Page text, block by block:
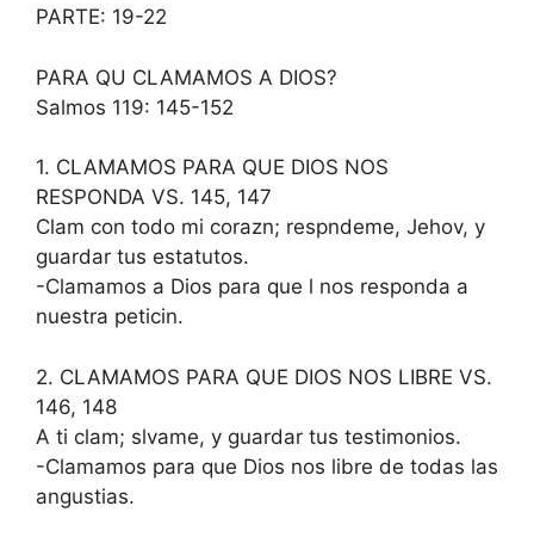
PARTE: 19-22
PARA QU CLAMAMOS A DIOS?
Salmos 119: 145-152
1. CLAMAMOS PARA QUE DIOS NOS
RESPONDA VS. 145, 147
Clam con todo mi corazn; respndeme, Jehov, y
guardar tus estatutos.
-Clamamos a Dios para que l nos responda a
nuestra peticin.
2. CLAMAMOS PARA QUE DIOS NOS LIBRE VS.
146, 148
A ti clam; slvame, y guardar tus testimonios.
-Clamamos para que Dios nos libre de todas las
angustias.